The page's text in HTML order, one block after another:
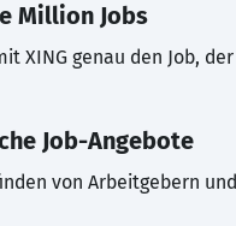
Million Jobs
XING genau den Job,
Job-Angebote
von Arbeitgebern